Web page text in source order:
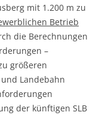
mit 1.200 m zu
Betrieb
die Berechnungen
–
größeren
Landebahn
der künftigen SLB